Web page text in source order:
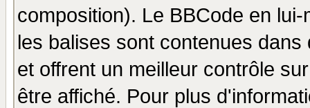
composition). Le BBCode en
les balises sont contenues
et offrent un meilleur contrôle
être affiché. Pour plus